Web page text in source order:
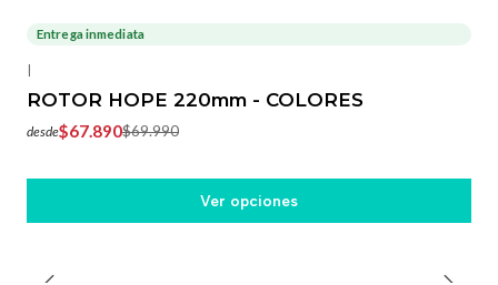
-3%OFF
Entrega inmediata
|
ROTOR HOPE 220mm - COLORES
desde$67.890$69.990
Ver opciones